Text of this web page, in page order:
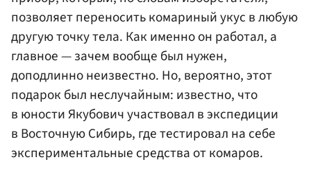
позволяет переносить комариный укус в любую
другую точку тела. Как именно он работал, а
главное — зачем вообще был нужен,
доподлинно неизвестно. Но, вероятно, этот
подарок был неслучайным: известно, что
в юности Якубович участвовал в экспедиции
в Восточную Сибирь, где тестировал на себе
экспериментальные средства от комаров.